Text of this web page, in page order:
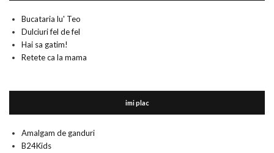
Bucataria lu' Teo
Dulciuri fel de fel
Hai sa gatim!
Retete ca la mama
imi plac
Amalgam de ganduri
B24Kids